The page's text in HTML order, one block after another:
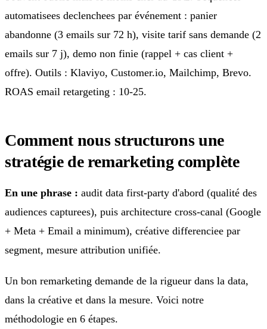
automatisees declenchees par événement : panier
abandonne (3 emails sur 72 h), visite tarif sans demande (2
emails sur 7 j), demo non finie (rappel + cas client +
offre). Outils : Klaviyo, Customer.io, Mailchimp, Brevo.
ROAS email retargeting : 10-25.
Comment nous structurons une
stratégie de remarketing complète
En une phrase : audit data first-party d'abord (qualité des
audiences capturees), puis architecture cross-canal (Google
+ Meta + Email a minimum), créative differenciee par
segment, mesure attribution unifiée.
Un bon remarketing demande de la rigueur dans la data,
dans la créative et dans la mesure. Voici notre
méthodologie en 6 étapes.